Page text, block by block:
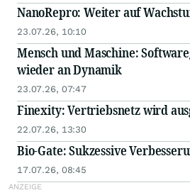
NanoRepro: Weiter auf
23.07.26, 10:10
Mensch und Maschine:
wieder an Dynamik
23.07.26, 07:47
Finexity: Vertriebsnetz wird
22.07.26, 13:30
Bio-Gate: Sukzessive
17.07.26, 08:45